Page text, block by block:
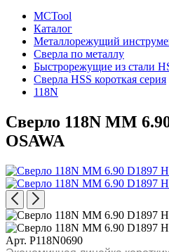
MCTool
Каталог
Металлорежущий
Сверла по металлу
Быстрорежущие из стали
Сверла HSS короткая серия
118N
Сверло 118N MM
OSAWA
Арт. P118N0690